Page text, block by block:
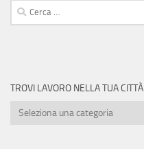
Ricerca
per:
TROVI LAVORO NELLA TUA CITTÀ
Trovi